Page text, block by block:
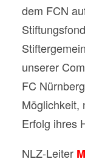
dem FCN
unserer
FC
Möglichkeit,
Erfolg ihres
NLZ-Leiter